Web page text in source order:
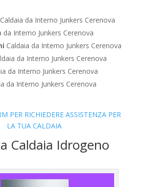
Caldaia da Interno Junkers Cerenova
da Interno Junkers Cerenova
Caldaia da Interno Junkers Cerenova
da Interno Junkers Cerenova
da Interno Junkers Cerenova
da Interno Junkers Cerenova
PER RICHIEDERE ASSISTENZA PER
LA TUA CALDAIA
Caldaia Idrogeno